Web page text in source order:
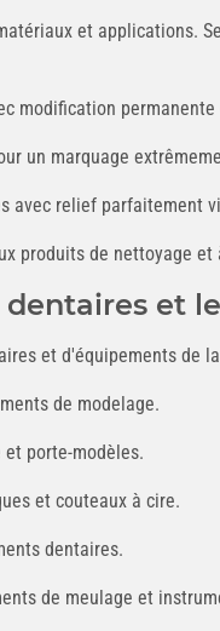
et
modification permanente
un marquage
avec relief parfaitement
produits de nettoyage
et
et d'équipements de
de modelage.
porte-modèles.
et couteaux à cire.
dentaires.
de meulage et